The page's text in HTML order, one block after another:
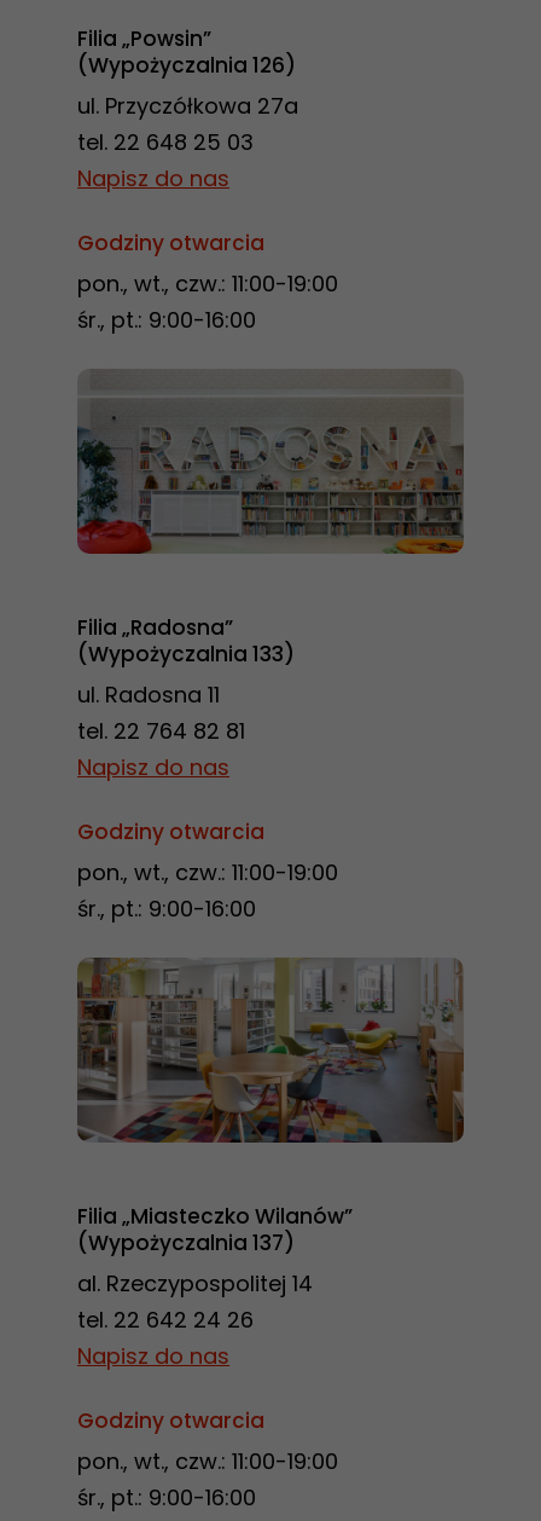
Filia „Powsin”
(Wypożyczalnia 126)
ul. Przyczółkowa 27a
tel. 22 648 25 03
Napisz do nas
Godziny otwarcia
pon., wt., czw.: 11:00-19:00
śr., pt.: 9:00-16:00
Filia „Radosna”
(Wypożyczalnia 133)
ul. Radosna 11
tel. 22 764 82 81
Napisz do nas
Godziny otwarcia
pon., wt., czw.: 11:00-19:00
śr., pt.: 9:00-16:00
Filia „Miasteczko Wilanów”
(Wypożyczalnia 137)
al. Rzeczypospolitej 14
tel. 22 642 24 26
Napisz do nas
Godziny otwarcia
pon., wt., czw.: 11:00-19:00
śr., pt.: 9:00-16:00
Marketing
podczas
odwiedzania naszej
strony, zwiększasz
szansę na